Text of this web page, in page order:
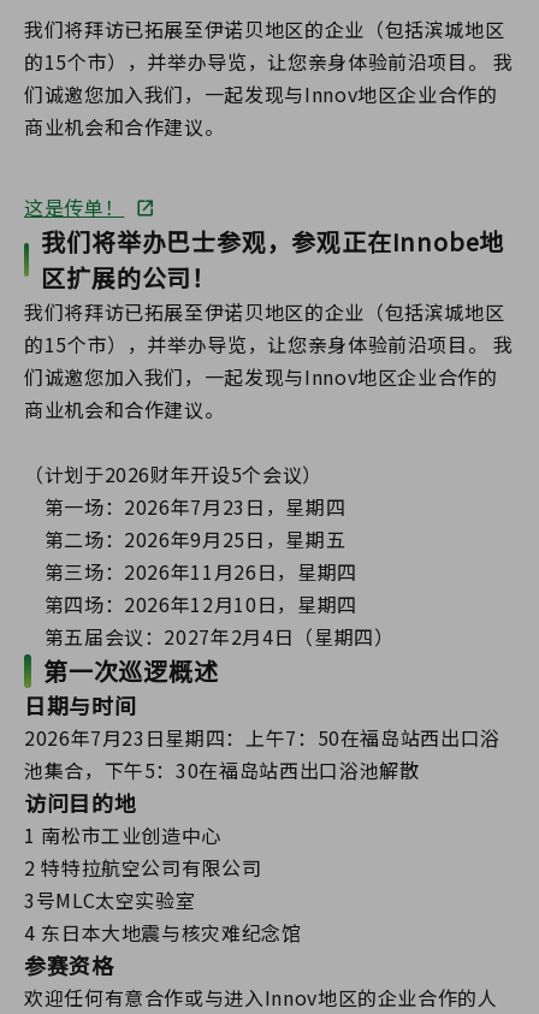
我们将拜访已拓展至伊诺贝地区的企业（包括滨城地区
的15个市），并举办导览，让您亲身体验前沿项目。 我
们诚邀您加入我们，一起发现与Innov地区企业合作的
商业机会和合作建议。
这是传单！
我们将举办巴士参观，参观正在Innobe地
区扩展的公司！
我们将拜访已拓展至伊诺贝地区的企业（包括滨城地区
的15个市），并举办导览，让您亲身体验前沿项目。 我
们诚邀您加入我们，一起发现与Innov地区企业合作的
商业机会和合作建议。
（计划于2026财年开设5个会议）
第一场：2026年7月23日，星期四
第二场：2026年9月25日，星期五
第三场：2026年11月26日，星期四
第四场：2026年12月10日，星期四
第五届会议：2027年2月4日（星期四）
第一次巡逻概述
日期与时间
2026年7月23日星期四：上午7：50在福岛站西出口浴
池集合，下午5：30在福岛站西出口浴池解散
访问目的地
1 南松市工业创造中心
2 特特拉航空公司有限公司
3号MLC太空实验室
4 东日本大地震与核灾难纪念馆
参赛资格
欢迎任何有意合作或与进入Innov地区的企业合作的人